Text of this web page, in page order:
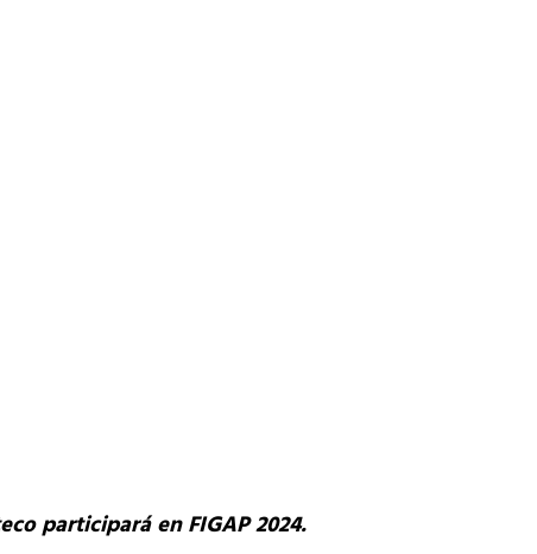
participará en FIGAP 2024.